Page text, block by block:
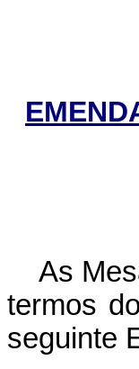
As
termos
seguinte